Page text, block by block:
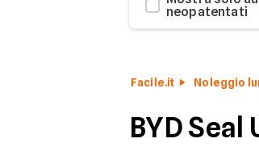
neopatentati
Facile.it Noleggio
BYD